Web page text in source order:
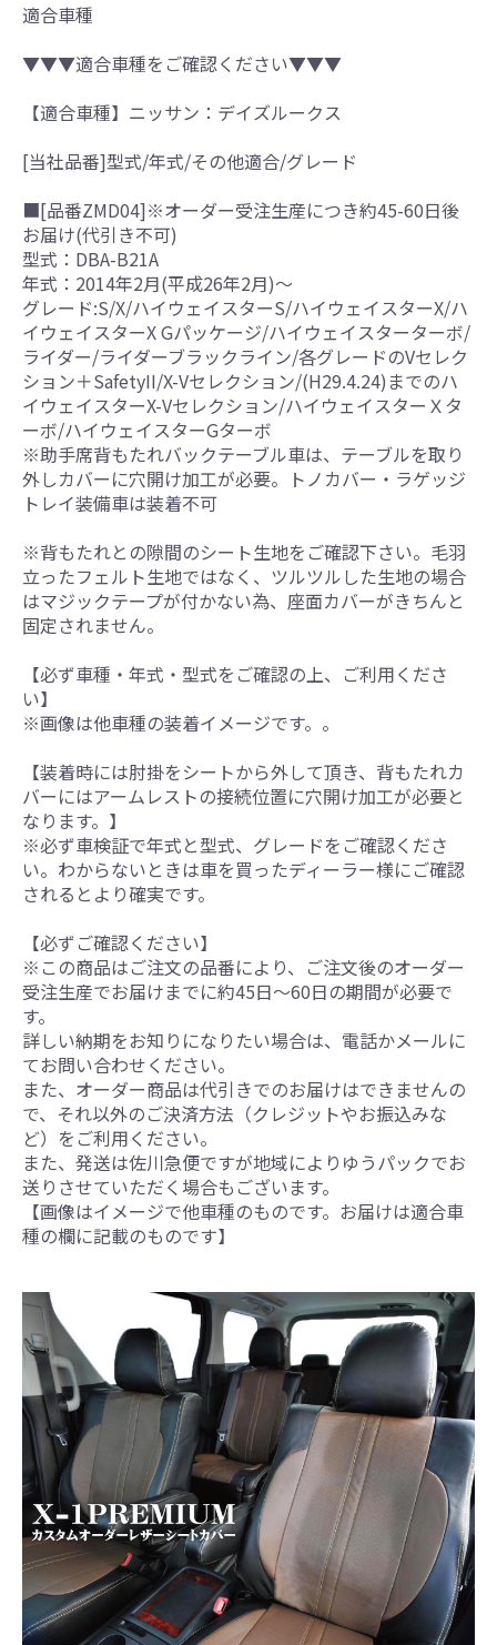
適合車種
▼▼▼適合車種をご確認ください▼▼▼
【適合車種】ニッサン：デイズルークス
[当社品番]型式/年式/その他適合/グレード
■[品番ZMD04]※オーダー受注生産につき約45-60日後
お届け(代引き不可)
型式：DBA-B21A
年式：2014年2月(平成26年2月)～
グレード:S/X/ハイウェイスターS/ハイウェイスターX/ハ
イウェイスターX Gパッケージ/ハイウェイスターターボ/
ライダー/ライダーブラックライン/各グレードのVセレク
ション＋SafetyII/X-Vセレクション/(H29.4.24)までのハ
イウェイスターX-Vセレクション/ハイウェイスターＸタ
ーボ/ハイウェイスターGターボ
※助手席背もたれバックテーブル車は、テーブルを取り
外しカバーに穴開け加工が必要。トノカバー・ラゲッジ
トレイ装備車は装着不可
※背もたれとの隙間のシート生地をご確認下さい。毛羽
立ったフェルト生地ではなく、ツルツルした生地の場合
はマジックテープが付かない為、座面カバーがきちんと
固定されません。
【必ず車種・年式・型式をご確認の上、ご利用くださ
い】
※画像は他車種の装着イメージです。。
【装着時には肘掛をシートから外して頂き、背もたれカ
バーにはアームレストの接続位置に穴開け加工が必要と
なります。】
※必ず車検証で年式と型式、グレードをご確認くださ
い。わからないときは車を買ったディーラー様にご確認
されるとより確実です。
【必ずご確認ください】
※この商品はご注文の品番により、ご注文後のオーダー
受注生産でお届けまでに約45日～60日の期間が必要で
す。
詳しい納期をお知りになりたい場合は、電話かメールに
てお問い合わせください。
また、オーダー商品は代引きでのお届けはできませんの
で、それ以外のご決済方法（クレジットやお振込みな
ど）をご利用ください。
また、発送は佐川急便ですが地域によりゆうパックでお
送りさせていただく場合もございます。
【画像はイメージで他車種のものです。お届けは適合車
種の欄に記載のものです】